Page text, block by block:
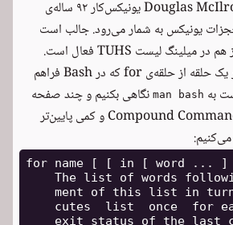
Douglas
یونیکس‌کار ۹۲ ساله‌ی
یونیکس به شمار می‌رود. جالب است
TUHSفعال است.
برای لیست کردن فایل‌ها در یک حلقه از حلقه‌ی for که در Bash فراهم
به man bash نگاهی بکنیم و چند صفحه
پایین برویم تا برسیم به Compound Commands و کمی پایین‌تر
for name [ [ in [ word ...
The list of words
ment of this list in
cutes  list  once  for
exit status of the last